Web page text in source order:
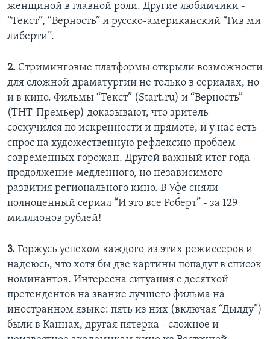
женщиной в главной роли. Другие любимчики -
“Текст”, “Верность” и русско-американский “Гив ми
либерти”.
2. Стриминговые платформы открыли возможности
для сложной драматургии не только в сериалах, но
и в кино. Фильмы “Текст” (Start.ru) и “Верность”
(ТНТ-Премьер) доказывают, что зритель
соскучился по искренности и прямоте, и у нас есть
спрос на художественную рефлексию проблем
современных горожан. Другой важный итог года -
продолжение медленного, но независимого
развития регионального кино. В Уфе сняли
полноценный сериал “И это все Роберт” - за 129
миллионов рублей!
3. Горжусь успехом каждого из этих режиссеров и
надеюсь, что хотя бы две картины попадут в список
номинантов. Интересна ситуация с десяткой
претендентов на звание лучшего фильма на
иностранном языке: пять из них (включая “Дылду”)
были в Каннах, другая пятерка - сложное и